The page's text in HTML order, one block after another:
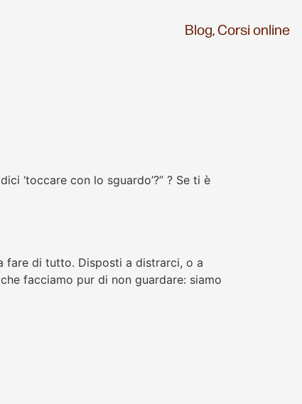
Blog,Corsi online
‘toccare con lo sguardo’?” ? Se ti è
fare di tutto. Disposti a distrarci, o a
facciamo pur di non guardare: siamo